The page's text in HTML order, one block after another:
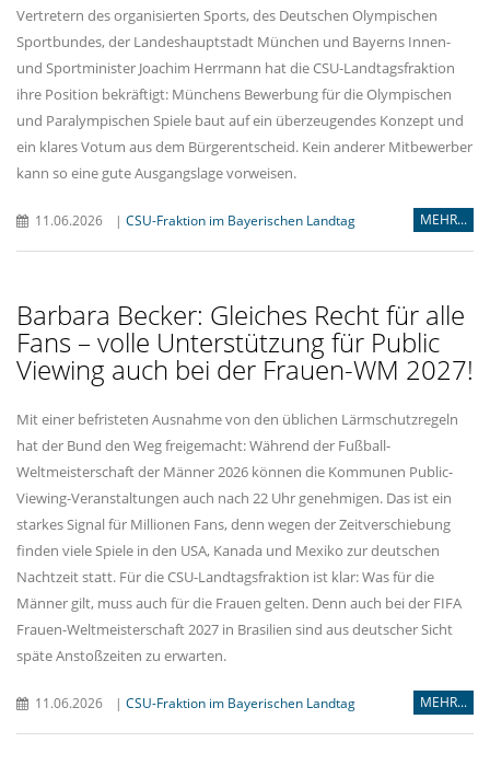
Vertretern des organisierten Sports, des Deutschen Olympischen
Sportbundes, der Landeshauptstadt München und Bayerns Innen-
und Sportminister Joachim Herrmann hat die CSU-Landtagsfraktion
ihre Position bekräftigt: Münchens Bewerbung für die Olympischen
und Paralympischen Spiele baut auf ein überzeugendes Konzept und
ein klares Votum aus dem Bürgerentscheid. Kein anderer Mitbewerber
kann so eine gute Ausgangslage vorweisen.
11.06.2026 | CSU-Fraktion im Bayerischen Landtag MEHR...
Barbara Becker: Gleiches Recht für alle
Fans – volle Unterstützung für Public
Viewing auch bei der Frauen-WM 2027!
Mit einer befristeten Ausnahme von den üblichen Lärmschutzregeln
hat der Bund den Weg freigemacht: Während der Fußball-
Weltmeisterschaft der Männer 2026 können die Kommunen Public-
Viewing-Veranstaltungen auch nach 22 Uhr genehmigen. Das ist ein
starkes Signal für Millionen Fans, denn wegen der Zeitverschiebung
finden viele Spiele in den USA, Kanada und Mexiko zur deutschen
Nachtzeit statt. Für die CSU-Landtagsfraktion ist klar: Was für die
Männer gilt, muss auch für die Frauen gelten. Denn auch bei der FIFA
Frauen-Weltmeisterschaft 2027 in Brasilien sind aus deutscher Sicht
späte Anstoßzeiten zu erwarten.
11.06.2026 | CSU-Fraktion im Bayerischen Landtag MEHR...